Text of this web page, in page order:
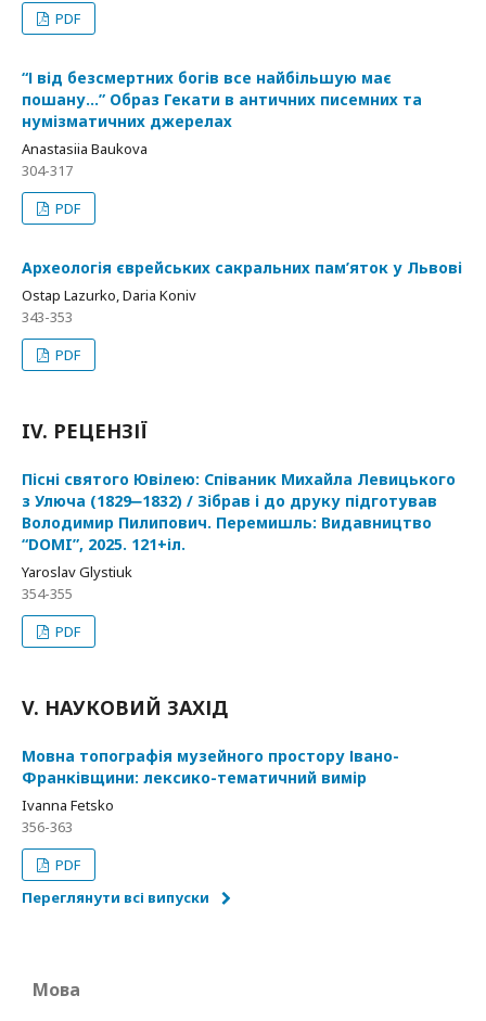
PDF
“І від безсмертних богів все найбільшую має
пошану…” Образ Гекати в античних писемних та
нумізматичних джерелах
Anastasiia Baukova
304-317
PDF
Археологія єврейських сакральних пам’яток у Львові
Ostap Lazurko, Daria Koniv
343-353
PDF
IV. РЕЦЕНЗІЇ
Пісні святого Ювілею: Співаник Михайла Левицького
з Улюча (1829‒1832) / Зібрав і до друку підготував
Володимир Пилипович. Перемишль: Видавництво
“DOMI”, 2025. 121+іл.
Yaroslav Glystiuk
354-355
PDF
V. НАУКОВИЙ ЗАХІД
Мовна топографія музейного простору Івано-
Франківщини: лексико-тематичний вимір
Ivanna Fetsko
356-363
PDF
Переглянути всі випуски
Мова